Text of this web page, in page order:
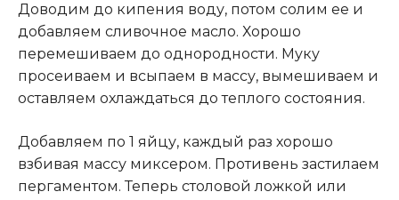
Доводим до кипения воду, потом солим ее и
добавляем сливочное масло. Хорошо
перемешиваем до однородности. Муку
просеиваем и всыпаем в массу, вымешиваем и
оставляем охлаждаться до теплого состояния.
Добавляем по 1 яйцу, каждый раз хорошо
взбивая массу миксером. Противень застилаем
пергаментом. Теперь столовой ложкой или